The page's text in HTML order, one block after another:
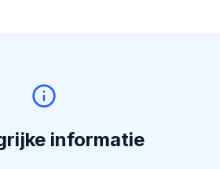
informatie